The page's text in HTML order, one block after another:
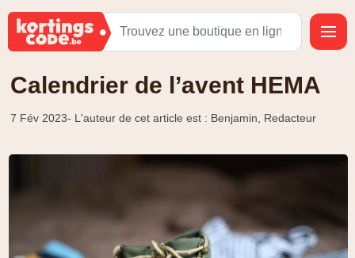
Calendrier de l’avent HEMA
7 Fév 2023- L'auteur de cet article est : Benjamin, Redacteur